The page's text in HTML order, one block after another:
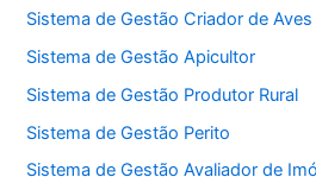
Sistema de Gestão Criador de Aves
Sistema de Gestão Apicultor
Sistema de Gestão Produtor Rural
Sistema de Gestão Perito
Sistema de Gestão Avaliador de